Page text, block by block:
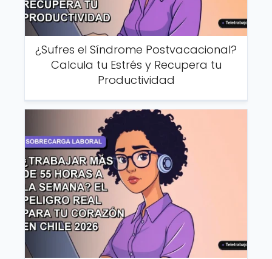
¿Sufres el Síndrome Postvacacional?
Calcula tu Estrés y Recupera tu
Productividad